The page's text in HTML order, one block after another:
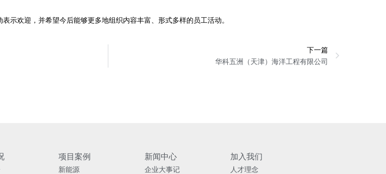
示欢迎，并希望今后能够更多地组织内容丰富、形式多样的员工活动。
下一篇
华科五洲（天津）海洋工程有限公司
项目案例
新能源
新闻中心
企业大事记
加入我们
人才理念